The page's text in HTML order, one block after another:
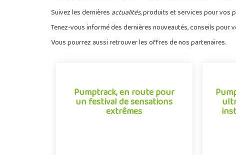
Suivez les dernières actualités, produits et services pour vos
Tenez-vous informé des dernières nouveautés, conseils pour
Vous pourrez aussi retrouver les offres de nos partenaires.
Pumptrack, en route pour
un festival de sensations
extrêmes
Pumptrack, en route pour